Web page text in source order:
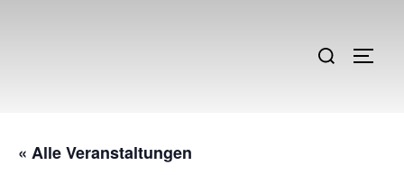
Suchen
« Alle Veranstaltungen